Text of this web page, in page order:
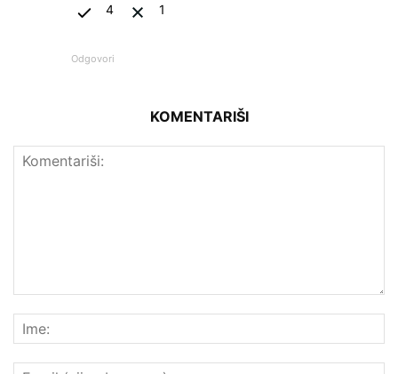
4 1
Odgovori
KOMENTARIŠI